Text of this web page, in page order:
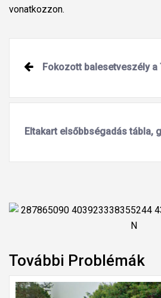
vonatkozzon.
További Problémák